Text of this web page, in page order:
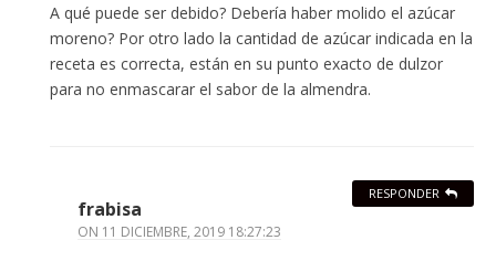
A qué puede ser debido? Debería haber molido el azúcar
moreno? Por otro lado la cantidad de azúcar indicada en la
receta es correcta, están en su punto exacto de dulzor
para no enmascarar el sabor de la almendra.
frabisa
ON 11 DICIEMBRE, 2019 18:27:23
RESPONDER